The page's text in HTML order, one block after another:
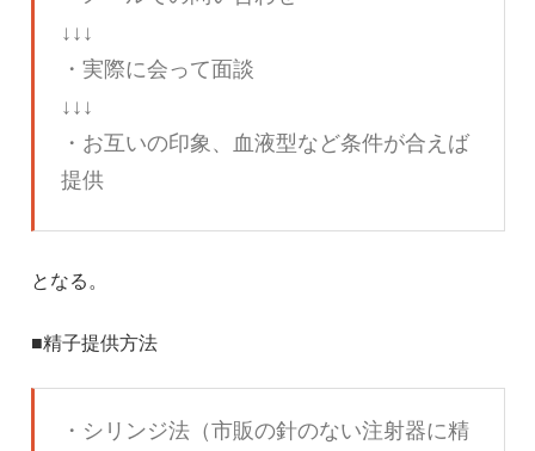
↓↓↓
・実際に会って面談
↓↓↓
・お互いの印象、血液型など条件が合えば
提供
となる。
■精子提供方法
・シリンジ法（市販の針のない注射器に精